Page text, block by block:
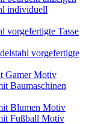
individuell
vorgefertigte Tasse
vorgefertigte
Gamer Motiv
Baumaschinen
Blumen Motiv
Fußball Motiv